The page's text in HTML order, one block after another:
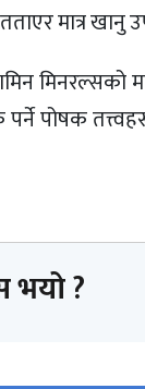
मात्र खानु
मिनरल्सको
पोषक
भयो ?